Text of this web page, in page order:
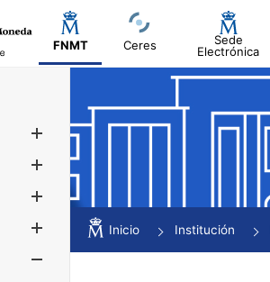
FNMT Ceres
Sede
Electrónica
Mostrar/Ocultar
Mostrar/Ocultar
Inicio Institución